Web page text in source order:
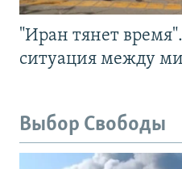
"Иран тянет
ситуация между
Выбор Свободы